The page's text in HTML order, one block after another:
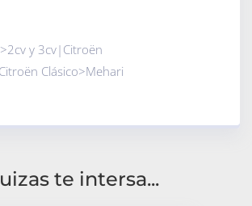
y 3cv|Citroën
Clásico>Mehari
te intersa...